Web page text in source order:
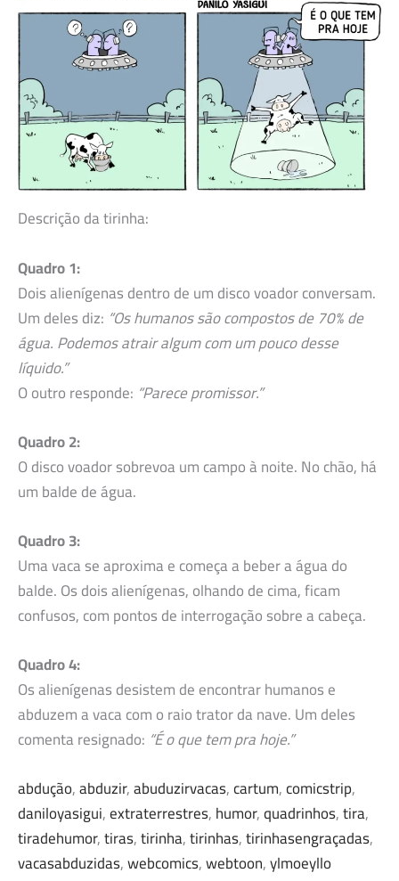
Descrição da tirinha:
Quadro 1:
Dois alienígenas dentro de um disco voador conversam.
Um deles diz: “Os humanos são compostos de 70% de
água. Podemos atrair algum com um pouco desse
líquido.”
O outro responde: “Parece promissor.”
Quadro 2:
O disco voador sobrevoa um campo à noite. No chão, há
um balde de água.
Quadro 3:
Uma vaca se aproxima e começa a beber a água do
balde. Os dois alienígenas, olhando de cima, ficam
confusos, com pontos de interrogação sobre a cabeça.
Quadro 4:
Os alienígenas desistem de encontrar humanos e
abduzem a vaca com o raio trator da nave. Um deles
comenta resignado: “É o que tem pra hoje.”
abdução, abduzir, abuduzirvacas, cartum, comicstrip
daniloyasigui, extraterrestres, humor, quadrinhos, tira
tiradehumor, tiras, tirinha, tirinhas, tirinhasengraçadas
vacasabduzidas, webcomics, webtoon, ylmoeyllo